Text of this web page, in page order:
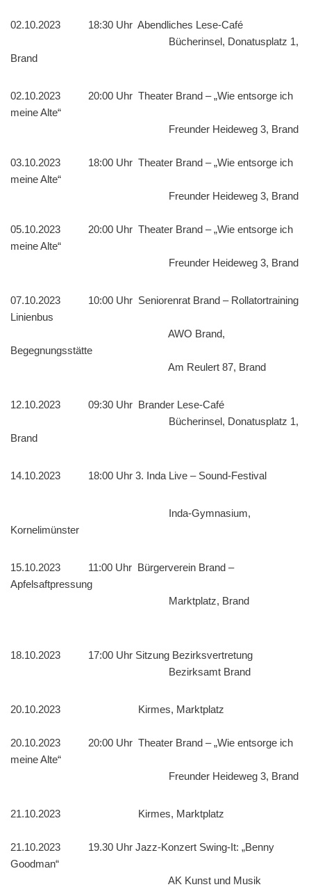
02.10.2023 18:30 Uhr Abendliches Lese-Café
Bücherinsel, Donatusplatz 1,
Brand
02.10.2023 20:00 Uhr Theater Brand – „Wie entsorge ich
meine Alte“
Freunder Heideweg 3, Brand
03.10.2023 18:00 Uhr Theater Brand – „Wie entsorge ich
meine Alte“
Freunder Heideweg 3, Brand
05.10.2023 20:00 Uhr Theater Brand – „Wie entsorge ich
meine Alte“
Freunder Heideweg 3, Brand
07.10.2023 10:00 Uhr Seniorenrat Brand – Rollatortraining
Linienbus
AWO Brand,
Begegnungsstätte
Am Reulert 87, Brand
12.10.2023 09:30 Uhr Brander Lese-Café
Bücherinsel, Donatusplatz 1,
Brand
14.10.2023 18:00 Uhr 3. Inda Live – Sound-Festival
Inda-Gymnasium,
Kornelimünster
15.10.2023 11:00 Uhr Bürgerverein Brand –
Apfelsaftpressung
Marktplatz, Brand
18.10.2023 17:00 Uhr Sitzung Bezirksvertretung
Bezirksamt Brand
20.10.2023 Kirmes, Marktplatz
20.10.2023 20:00 Uhr Theater Brand – „Wie entsorge ich
meine Alte“
Freunder Heideweg 3, Brand
21.10.2023 Kirmes, Marktplatz
21.10.2023 19.30 Uhr Jazz-Konzert Swing-It: „Benny
Goodman“
AK Kunst und Musik